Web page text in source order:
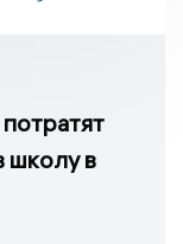
школу в